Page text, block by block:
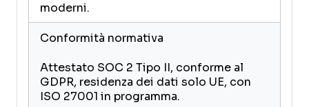
moderni.
Conformità normativa
Attestato SOC 2 Tipo II, conforme al
GDPR, residenza dei dati solo UE, con
ISO 27001 in programma.